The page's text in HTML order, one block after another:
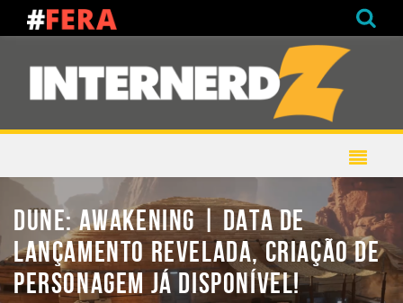
DUNE: AWAKENING | DATA DE
LANÇAMENTO REVELADA, CRIAÇÃO DE
PERSONAGEM JÁ DISPONÍVEL!